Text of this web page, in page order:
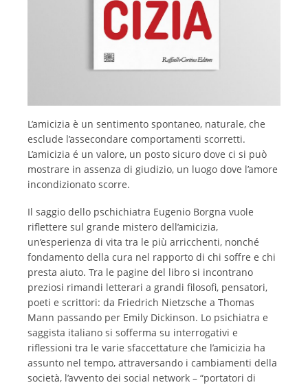
L’amicizia è un sentimento spontaneo, naturale, che
esclude l’assecondare comportamenti scorretti.
L’amicizia é un valore, un posto sicuro dove ci si può
mostrare in assenza di giudizio, un luogo dove l’amore
incondizionato scorre.
Il saggio dello pschichiatra Eugenio Borgna vuole
riflettere sul grande mistero dell’amicizia,
un’esperienza di vita tra le più arricchenti, nonché
fondamento della cura nel rapporto di chi soffre e chi
presta aiuto. Tra le pagine del libro si incontrano
preziosi rimandi letterari a grandi filosofi, pensatori,
poeti e scrittori: da Friedrich Nietzsche a Thomas
Mann passando per Emily Dickinson. Lo psichiatra e
saggista italiano si sofferma su interrogativi e
riflessioni tra le varie sfaccettature che l’amicizia ha
assunto nel tempo, attraversando i cambiamenti della
società, l’avvento dei social network – “portatori di